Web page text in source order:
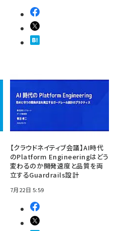
【クラウドネイティブ会議】AI時代
のPlatform Engineeringはどう
変わるのか――開発速度と品質を両
立するGuardrails設計
7月22日 5:59